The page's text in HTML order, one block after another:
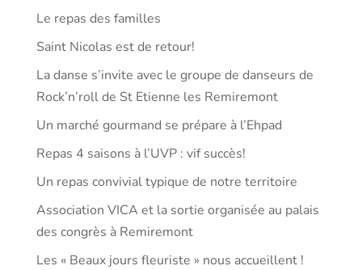
Le repas des familles
Saint Nicolas est de retour!
La danse s’invite avec le groupe de danseurs de
Rock’n’roll de St Etienne les Remiremont
Un marché gourmand se prépare à l’Ehpad
Repas 4 saisons à l’UVP : vif succès!
Un repas convivial typique de notre territoire
Association VICA et la sortie organisée au palais
des congrès à Remiremont
Les « Beaux jours fleuriste » nous accueillent !